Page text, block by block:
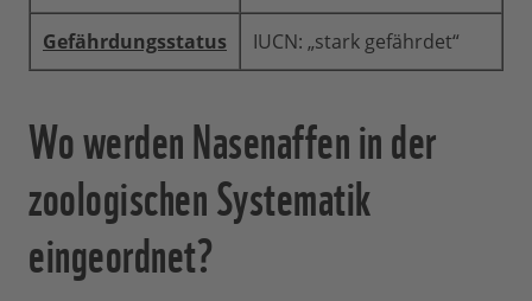
Gefährdungsstatus IUCN: „stark gefährdet“
Wo werden Nasenaffen in der
zoologischen Systematik
eingeordnet?